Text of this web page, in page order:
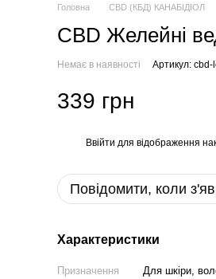
Головна CBD (КБД) КАНАБІДІОЛ
CBD Желейні
Немає в наявності Артикул:
339 грн
Ввійти для відображення
Повідомити, коли
Характеристики
Призначення
Для шкіри,